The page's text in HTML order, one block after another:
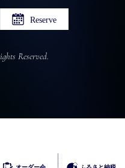
Reserve
Reserved.
ふるさとチョイス